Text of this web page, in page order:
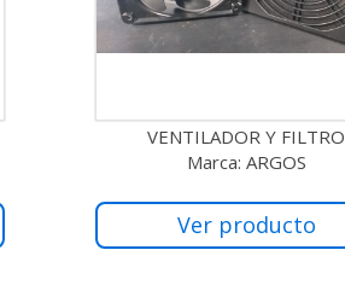
VENTILADOR Y FILTRO
Marca: ARGOS
Ver producto